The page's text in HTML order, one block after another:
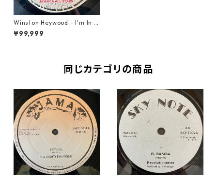
Winston Heywood - I'm In L
ove Again【7-21998】
¥99,999
同じカテゴリの商品